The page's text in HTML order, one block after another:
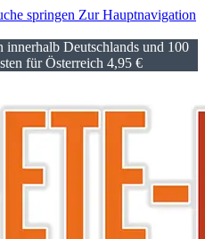
springen Zur Hauptnavigation
Deutschlands und 100
für Österreich 4,95 €